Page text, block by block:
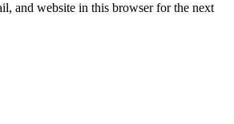
and website in this browser for the next